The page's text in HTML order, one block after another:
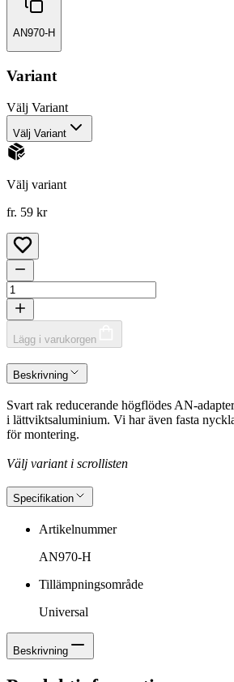
AN970-H
Variant
Välj Variant
Välj Variant
Välj variant
fr. 59 kr
Lägg i varukorgen
Beskrivning
Svart rak reducerande högflödes AN-
i lättviktsaluminium. Vi har även fasta
för montering.
Välj variant i scrollisten
Specifikation
Artikelnummer
AN970-H
Tillämpningsområde
Universal
Beskrivning